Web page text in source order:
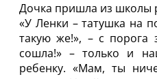
Дочка пришла из школы
«У Ленки – татушка на
такую же!», – с порога
сошла!» – только и
ребенку. «Мам, ты